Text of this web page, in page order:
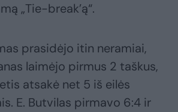
„Tie-break’ą“.
prasidėjo itin neramiai,
laimėjo pirmus 2 taškus,
atsakė net 5 iš eilės
E. Butvilas pirmavo 6:4 ir